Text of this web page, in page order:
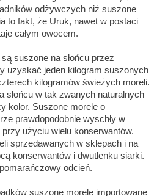
odżywczych niż suszone
to fakt, że Uruk, nawet w postaci
całym owocem.
suszone na słońcu przez
uzyskać jeden kilogram suszonych
kilogramów świeżych moreli.
słońcu w tak zwanych naturalnych
kolor. Suszone morele o
prawdopodobnie wyschły w
użyciu wielu konserwantów.
sprzedawanych w sklepach i na
konserwantów i dwutlenku siarki.
odcień.
suszone morele importowane